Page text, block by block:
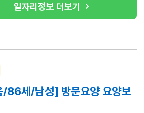
일자리정보 더보기
/86세/남성] 방문요양 요양보